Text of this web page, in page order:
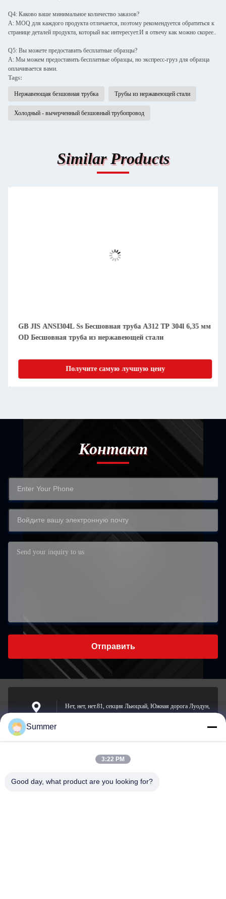
Q4: Каково ваше минимальное количество заказов?
A: MOQ для каждого продукта отличается, поэтому рекомендуется обратиться к
странице деталей продукта, который вас интересует.И я отвечу как можно скорее..
Q5: Вы можете предоставить бесплатные образцы?
A: Мы можем предоставить бесплатные образцы, но экспресс-груз для образца
оплачивается вами.
Tags:
Нержавеющая безшовная трубка Трубы из нержавеющей стали
Холодный - вычерченный безшовный трубопровод
Similar Products
GB JIS ANSI304L Ss Бесшовная труба A312 TP 304l 6,35 мм
OD Бесшовная труба из нержавеющей стали
Получите самую лучшую цену
Контакт
Отправить
Нет, нет, нет.81, секция Льюцхай, Южная дорога Луодун,
почта
Summer
3:22 PM
Good day, what product are you looking for?